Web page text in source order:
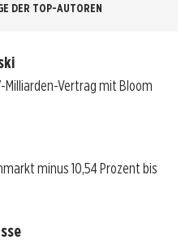
DER TOP-AUTOREN
Milliarden-Vertrag mit Bloom
minus 10,54 Prozent bis